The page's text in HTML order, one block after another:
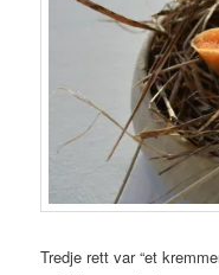
Tredje rett var “et